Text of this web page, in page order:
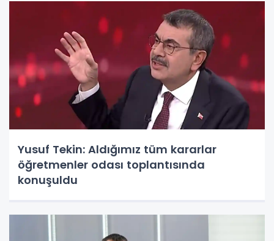
Yusuf Tekin: Aldığımız tüm kararlar
öğretmenler odası toplantısında
konuşuldu